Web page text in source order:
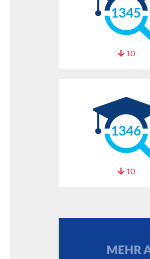
1345
10
1346
10